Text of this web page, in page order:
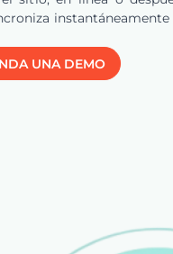
clara, y la
cotizaciones, facturas y
y manteniendo tus
UNA DEMO